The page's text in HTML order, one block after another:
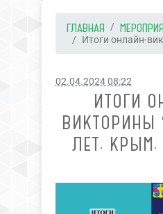
ГЛАВНАЯ
Итоги онлайн-
02.04.2024 08:22
ИТОГИ
ВИКТОРИНЫ
ЛЕТ.